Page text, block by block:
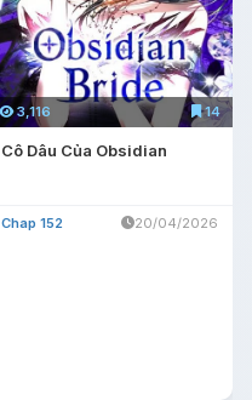
3,116 14
Cô Dâu Của Obsidian
Chap 152 20/04/2026